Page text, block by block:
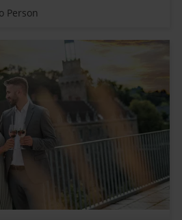
Person